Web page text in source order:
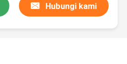
Hubungi kami